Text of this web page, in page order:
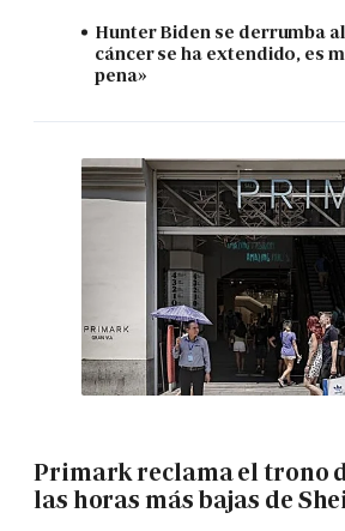
Hunter Biden se derrumba
cáncer se ha extendido, es
pena»
Primark reclama el trono
las horas más bajas de